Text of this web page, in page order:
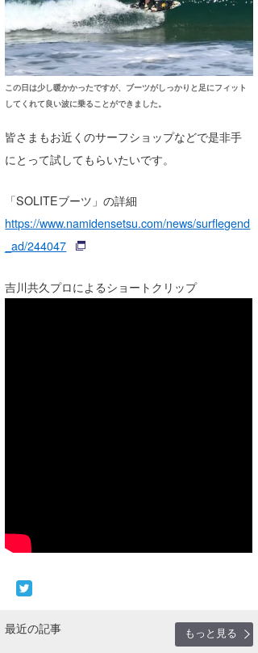
この日は少し暖かかったですが、ブーツがしっかりと足にフィット
してくれて良い波に乗ることができました。
皆さまもお近くのサーフショップなどで是非手
にとって試してもらいたいです。
「SOLITEブーツ」の詳細
https://www.namidensetsu.com/news/surflegend
_ad/244047
吉川共久プロによるショートクリップ
最近の記事
もっと見る